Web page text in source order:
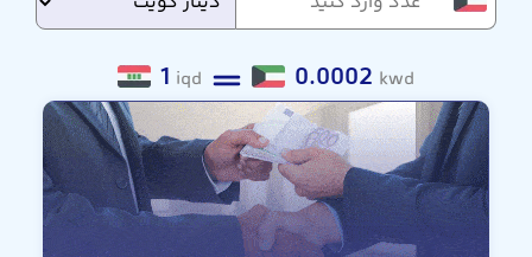
1 iqd 0.0002 kwd